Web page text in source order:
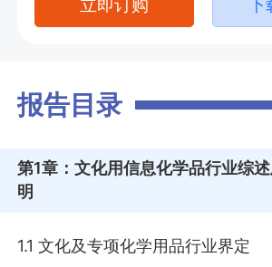
立即订购 下
报告目录
第1章 ：文化用信息化学品行业综
明
1.1 文化及专项化学用品行业界定